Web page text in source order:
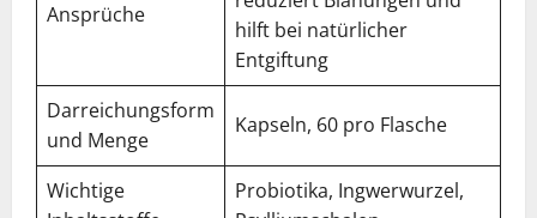
Ansprüche
hilft bei natürlicher
Entgiftung
Darreichungsform
und Menge
Kapseln, 60 pro Flasche
Wichtige
Probiotika, Ingwerwurzel,